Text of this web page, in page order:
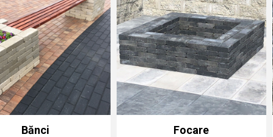
Bănci Focare